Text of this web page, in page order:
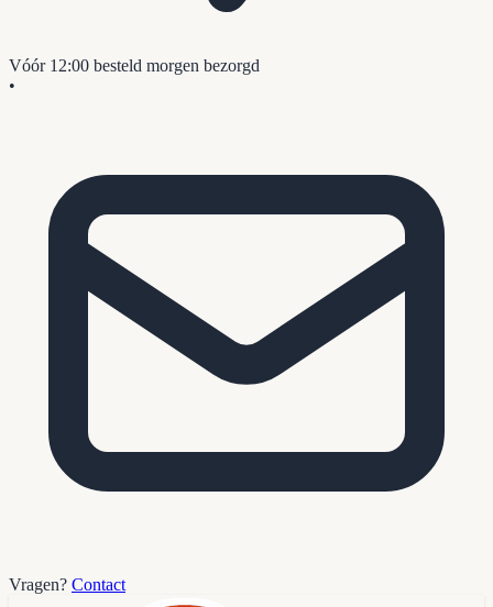
Vóór 12:00 besteld morgen bezorgd
•
Vragen? Contact